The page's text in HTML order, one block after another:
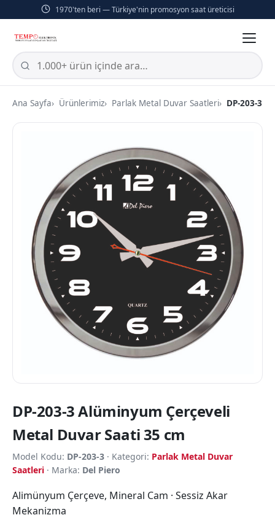
1970'ten beri — Türkiye'nin promosyon saat üreticisi
Ana Sayfa Ürünlerimiz Parlak Metal Duvar Saatleri DP-203-3
DP-203-3 Alüminyum Çerçeveli
Metal Duvar Saati 35 cm
Model Kodu: DP-203-3 · Kategori: Parlak Metal Duvar
Saatleri · Marka: Del Piero
Alimünyum Çerçeve, Mineral Cam · Sessiz Akar
Mekanizma